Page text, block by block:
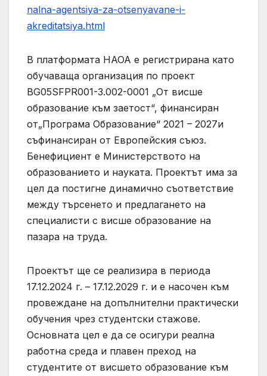
nalna-agentsiya-za-otsenyavane-i-
akreditatsiya.html
В платформата НАОА е регистрирана като
обучаваща организация по проект
BG05SFPR001-3.002-0001 „От висше
образование към заетост“, финансиран
от„Програма Образование“ 2021 – 2027и
съфинансиран от Европейския съюз.
Бенефициент е Министерството на
образованието и науката. Проектът има за
цел да постигне динамично съответствие
между търсенето и предлагането на
специалисти с висше образование на
пазара на труда.
Проектът ще се реализира в периода
17.12.2024 г. – 17.12.2029 г. и е насочен към
провеждане на допълнителни практически
обучения чрез студентски стажове.
Основната цел е да се осигури реална
работна среда и плавен преход на
студентите от висшето образование към